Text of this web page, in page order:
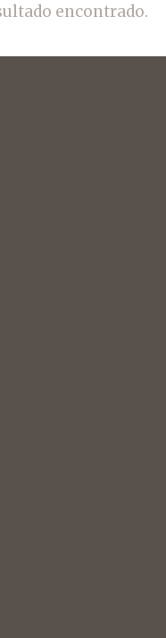
encontrado.